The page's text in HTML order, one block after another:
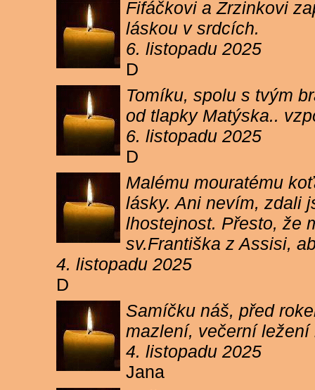
Fifáčkovi a Zrzinkovi
láskou v srdcích.
6. listopadu 2025
D
Tomíku, spolu s tvým
od tlapky Matýska..
6. listopadu 2025
D
Malému mouratému
lásky. Ani nevím, zdali
lhostejnost. Přesto, že
sv.Františka z Assisi,
4. listopadu 2025
D
Samíčku náš, před
mazlení, večerní
4. listopadu 2025
Jana